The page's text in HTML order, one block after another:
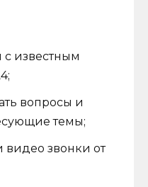
известным
вопросы и
темы;
звонки от